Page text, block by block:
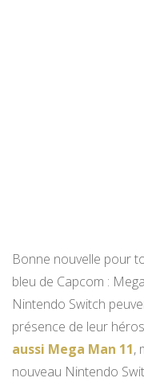
Bonne nouvelle pour
bleu de Capcom :
Nintendo Switch
présence de leur
aussi Mega Man 11,
nouveau Nintendo